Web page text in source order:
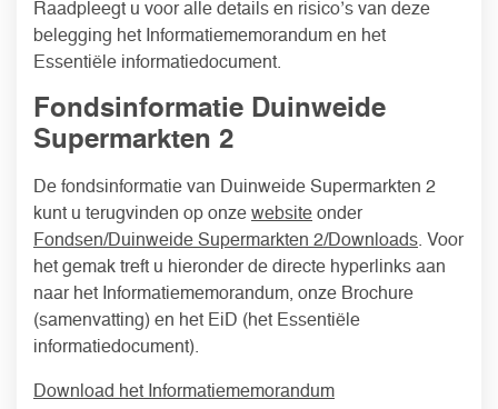
Raadpleegt u voor alle details en risico’s van deze
belegging het Informatiememorandum en het
Essentiële informatiedocument.
Fondsinformatie Duinweide
Supermarkten 2
De fondsinformatie van Duinweide Supermarkten 2
kunt u terugvinden op onze website onder
Fondsen/Duinweide Supermarkten 2/Downloads. Voor
het gemak treft u hieronder de directe hyperlinks aan
naar het Informatiememorandum, onze Brochure
(samenvatting) en het EiD (het Essentiële
informatiedocument).
Download het Informatiememorandum